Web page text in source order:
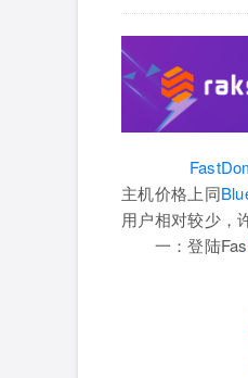
主机价格上同
用户相对较少，
一：登陆